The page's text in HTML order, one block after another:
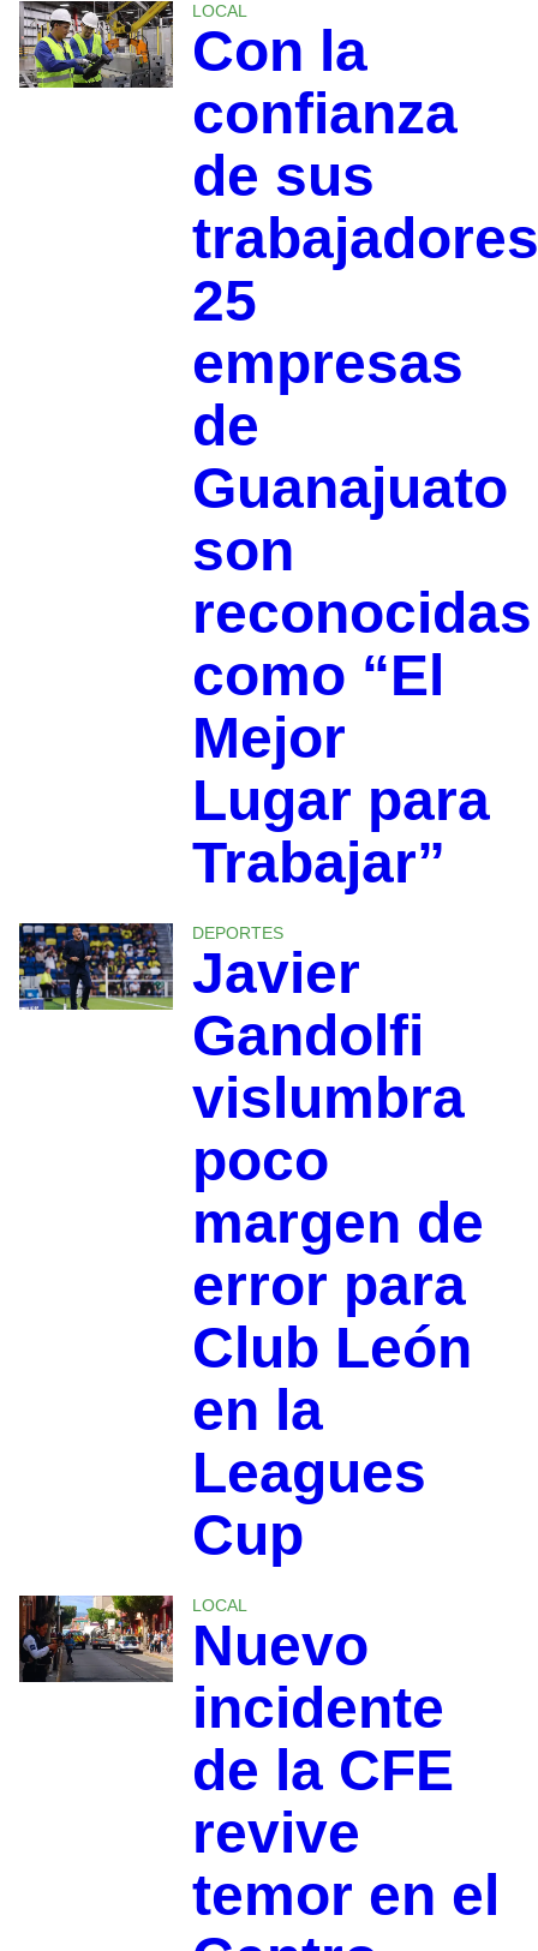
LOCAL
Con la
confianza
de sus
25
empresas
de
Guanajuato
son
reconocidas
como “El
Mejor
Lugar para
Trabajar”
DEPORTES
Javier
Gandolfi
vislumbra
poco
margen de
error para
Club León
en la
Leagues
Cup
LOCAL
Nuevo
incidente
de la CFE
revive
temor en el